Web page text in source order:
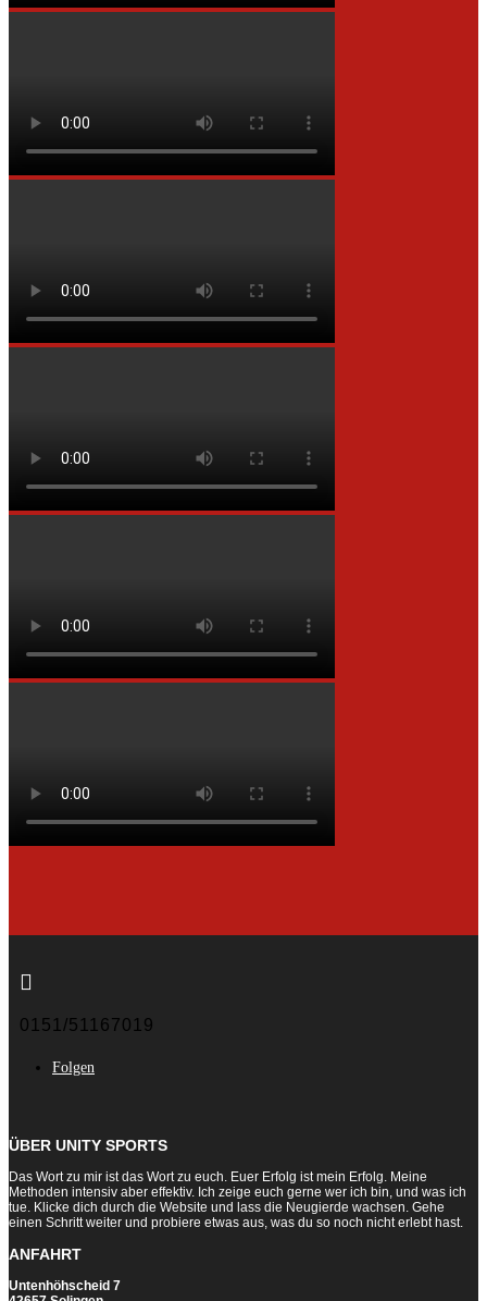

0151/51167019
Folgen
ÜBER UNITY SPORTS
Das Wort zu mir ist das Wort zu euch. Euer Erfolg ist mein Erfolg. Meine
Methoden intensiv aber effektiv. Ich zeige euch gerne wer ich bin, und was ich
tue. Klicke dich durch die Website und lass die Neugierde wachsen. Gehe
einen Schritt weiter und probiere etwas aus, was du so noch nicht erlebt hast.
ANFAHRT
Untenhöhscheid 7